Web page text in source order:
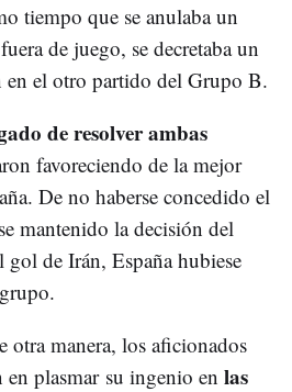
tiempo que se anulaba un
de juego, se decretaba un
en el otro partido del Grupo B.
de resolver ambas
favoreciendo de la mejor
De no haberse concedido el
mantenido la decisión del
de Irán, España hubiese
otra manera, los aficionados
en plasmar su ingenio en las